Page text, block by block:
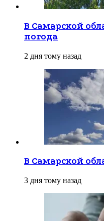
В Самарской
погода
2 дня тому назад
В Самарской
3 дня тому назад